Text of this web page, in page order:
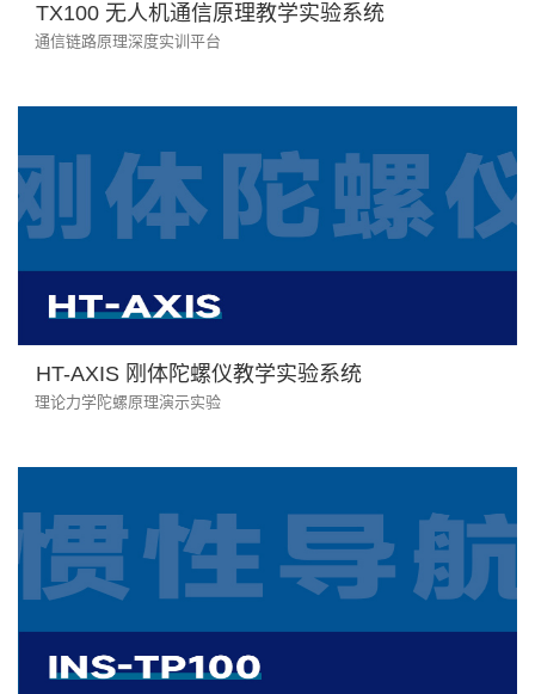
TX100 无人机通信原理教学实验系统
通信链路原理深度实训平台
HT-AXIS 刚体陀螺仪教学实验系统
理论力学陀螺原理演示实验